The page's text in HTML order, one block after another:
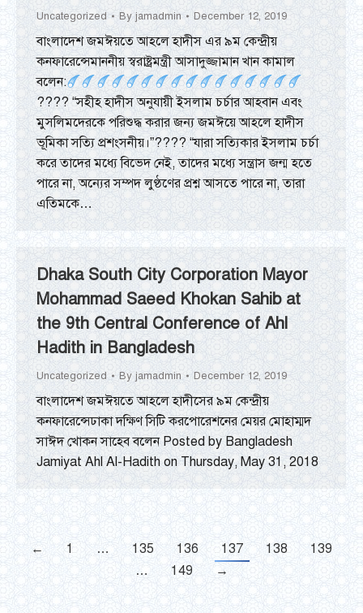
Uncategorized By jamadmin December 12, 2019
বাংলাদেশ জমঈয়তে আহলে হাদীস এর ৯ম কেন্দ্রীয়
কনফারেন্সেমাননীয় স্বরাষ্ট্রমন্ত্রী আসাদুজ্জামান খান কামাল
বলেন:
???? “সহীহ হাদীস অনুযায়ী ইসলাম চর্চার আহবান এবং
মুসলিমদেরকে পরিশুদ্ধ করার জন্য জমঈয়ে আহলে হাদীস
ভূমিকা সত্যি প্রশংসনীয়।”???? “যারা সত্যিকার ইসলাম চর্চা
করে তাদের মধ্যে বিভেদ নেই, তাদের মধ্যে সন্ত্রাস জন্ম হতে
পারে না, অন্যের সম্পদ লুণ্ঠণের প্রশ্ন আসতে পারে না, তারা
এতিমকে…
Dhaka South City Corporation Mayor
Mohammad Saeed Khokan Sahib at
the 9th Central Conference of Ahl
Hadith in Bangladesh
Uncategorized By jamadmin December 12, 2019
বাংলাদেশ জমঈয়তে আহলে হাদীসের ৯ম কেন্দ্রীয়
কনফারেন্সেঢাকা দক্ষিণ সিটি করপোরেশনের মেয়র মোহাম্মদ
সাঈদ খোকন সাহেব বলেন Posted by Bangladesh
Jamiyat Ahl Al-Hadith on Thursday, May 31, 2018
← 1 … 135 136 137 138
139
…
149 →